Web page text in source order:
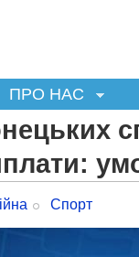
ПРО НАС
Спорт